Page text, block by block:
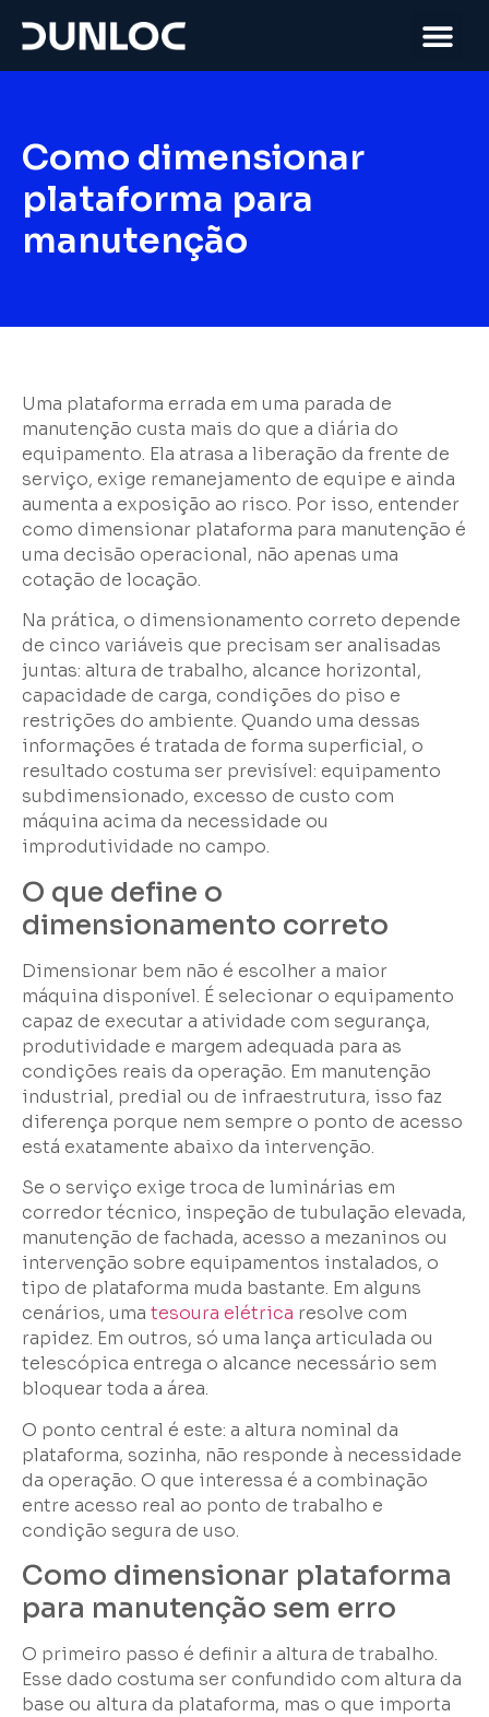
Como dimensionar
plataforma para
manutenção
Uma plataforma errada em uma parada de
manutenção custa mais do que a diária do
equipamento. Ela atrasa a liberação da frente de
serviço, exige remanejamento de equipe e ainda
aumenta a exposição ao risco. Por isso, entender
como dimensionar plataforma para manutenção é
uma decisão operacional, não apenas uma
cotação de locação.
Na prática, o dimensionamento correto depende
de cinco variáveis que precisam ser analisadas
juntas: altura de trabalho, alcance horizontal,
capacidade de carga, condições do piso e
restrições do ambiente. Quando uma dessas
informações é tratada de forma superficial, o
resultado costuma ser previsível: equipamento
subdimensionado, excesso de custo com
máquina acima da necessidade ou
improdutividade no campo.
O que define o
dimensionamento correto
Dimensionar bem não é escolher a maior
máquina disponível. É selecionar o equipamento
capaz de executar a atividade com segurança,
produtividade e margem adequada para as
condições reais da operação. Em manutenção
industrial, predial ou de infraestrutura, isso faz
diferença porque nem sempre o ponto de acesso
está exatamente abaixo da intervenção.
Se o serviço exige troca de luminárias em
corredor técnico, inspeção de tubulação elevada,
manutenção de fachada, acesso a mezaninos ou
intervenção sobre equipamentos instalados, o
tipo de plataforma muda bastante. Em alguns
cenários, uma tesoura elétrica resolve com
rapidez. Em outros, só uma lança articulada ou
telescópica entrega o alcance necessário sem
bloquear toda a área.
O ponto central é este: a altura nominal da
plataforma, sozinha, não responde à necessidade
da operação. O que interessa é a combinação
entre acesso real ao ponto de trabalho e
condição segura de uso.
Como dimensionar plataforma
para manutenção sem erro
O primeiro passo é definir a altura de trabalho.
Esse dado costuma ser confundido com altura da
base ou altura da plataforma, mas o que importa